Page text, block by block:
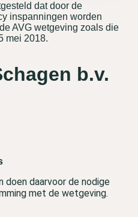
dat door de
inspanningen worden
AVG wetgeving zoals die
mei 2018.
b.v.
doen daarvoor de nodige
met de wetgeving.